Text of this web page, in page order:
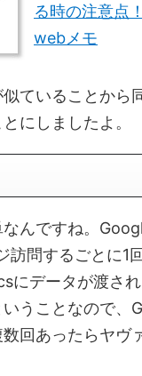
る時の注意点
webメモ
ていることから
にしましたよ。
んですね。
訪問するごとに1回
にデータが渡され
うことなので、
回あったらヤヴ